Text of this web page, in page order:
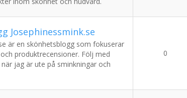
Josephinessmink.se
är en skönhetsblogg som fokuserar
produktrecensioner. Följ med
jag är ute på sminkningar och
0